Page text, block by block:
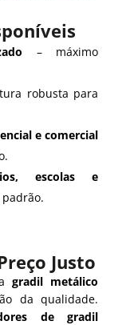
– máximo
robusta para
e comercial
escolas e
Justo
gradil metálico
da qualidade.
de gradil